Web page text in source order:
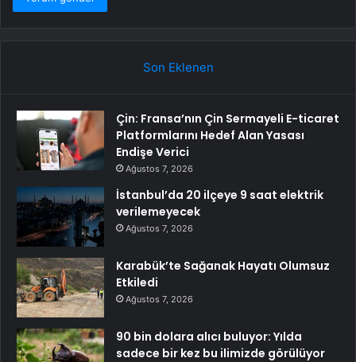
Son Eklenen
Çin: Fransa’nın Çin Sermayeli E-ticaret
Platformlarını Hedef Alan Yasası
Endişe Verici
Ağustos 7, 2026
İstanbul’da 20 ilçeye 9 saat elektrik
verilemeyecek
Ağustos 7, 2026
Karabük’te Sağanak Hayatı Olumsuz
Etkiledi
Ağustos 7, 2026
90 bin dolara alıcı buluyor: Yılda
sadece bir kez bu ilimizde görülüyor